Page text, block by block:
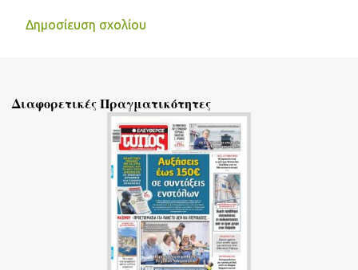
λ
Δημοσίευση σχολίου
Διαφορετικές Πραγματικότητες